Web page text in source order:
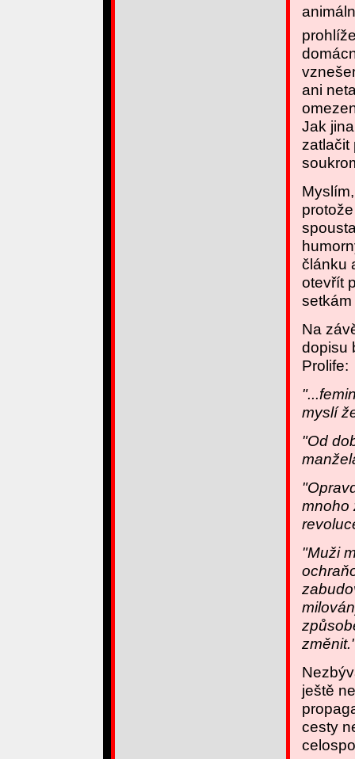
ani
Jak
zatlačit
článku
otevřít
Na
dopisu
Prolife:
myslí
"Od
mnoho
"Muži
ještě
cesty